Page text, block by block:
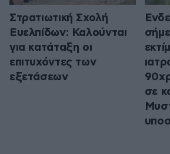
Στρατιωτική Σχολή
Ευελπίδων: Καλούνται
για κατάταξη οι
επιτυχόντες των
εξετάσεων
σε